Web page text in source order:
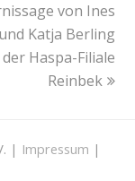
von Ines
Katja Berling
Haspa-Filiale
Reinbek
| Impressum |